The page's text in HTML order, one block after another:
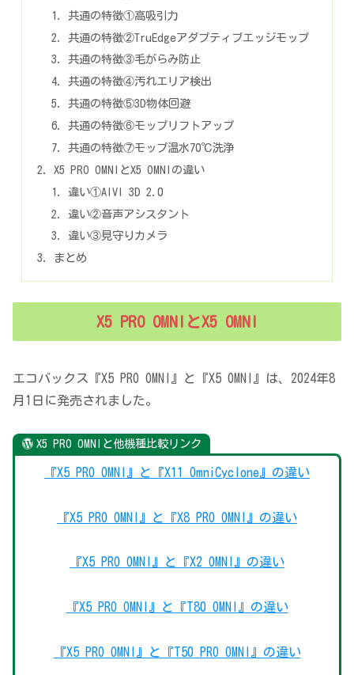
共通の特徴①高吸引力
共通の特徴②TruEdgeアダプティブエッジモップ
共通の特徴③毛がらみ防止
共通の特徴④汚れエリア検出
共通の特徴⑤3D物体回避
共通の特徴⑥モップリフトアップ
共通の特徴⑦モップ温水70℃洗浄
X5 PRO OMNIとX5 OMNIの違い
違い①AIVI 3D 2.0
違い②音声アシスタント
違い③見守りカメラ
まとめ
X5 PRO OMNIとX5 OMNI
エコバックス『X5 PRO OMNI』と『X5 OMNI』は、2024年8
月1日に発売されました。
X5 PRO OMNIと他機種比較リンク
『X5 PRO OMNI』と『X11 OmniCyclone』の違い
『X5 PRO OMNI』と『X8 PRO OMNI』の違い
『X5 PRO OMNI』と『X2 OMNI』の違い
『X5 PRO OMNI』と『T80 OMNI』の違い
『X5 PRO OMNI』と『T50 PRO OMNI』の違い